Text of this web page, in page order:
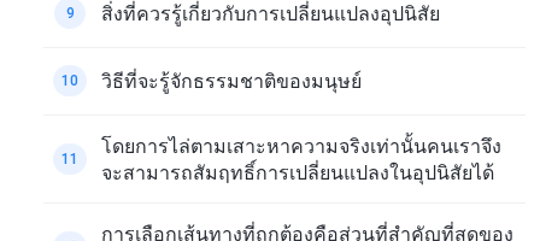
9 สิ่งที่ควรรู้เกี่ยวกับการเปลี่ยนแปลงอุปนิสัย
10 วิธีที่จะรู้จักธรรมชาติของมนุษย์
11
โดยการไล่ตามเสาะหาความจริงเท่านั้นคนเราจึง
จะสามารถสัมฤทธิ์การเปลี่ยนแปลงในอุปนิสัยได้
การเลือกเส้นทางที่ถูกต้องคือส่วนที่สำคัญที่สุดของ